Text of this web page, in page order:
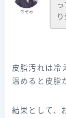
のぞみ
皮脂汚れは冷
温めると皮脂
結果として、